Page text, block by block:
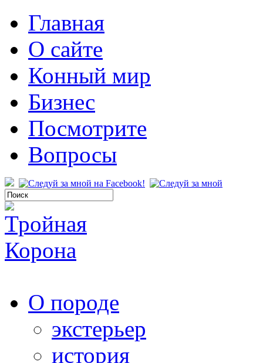
Главная
О сайте
Конный мир
Бизнес
Посмотрите
Вопросы
О породе
экстерьер
история